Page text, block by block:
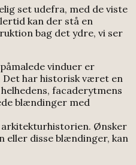
set udefra, med de viste
kan der stå en
bag det ydre, vi ser
vinduer er
har historisk været en
facaderytmens
blændinger med
Ønsker
eller disse blændinger, kan